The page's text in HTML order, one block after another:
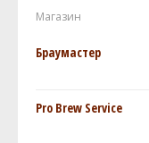
Магазин
Браумастер
Pro Brew Service